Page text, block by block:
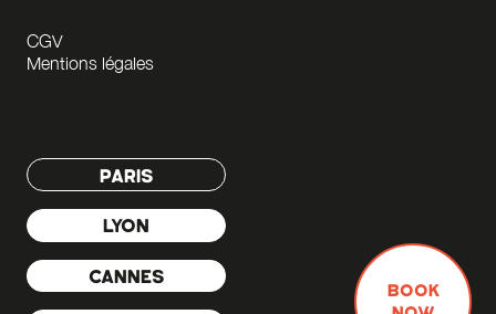
BOOK
CGV
Mentions légales
PARIS
LYON
CANNES